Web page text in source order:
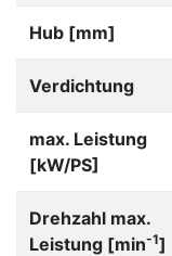
Hub [mm]
Verdichtung
max. Leistung
[kW/PS]
Drehzahl max.
Leistung [min-1]